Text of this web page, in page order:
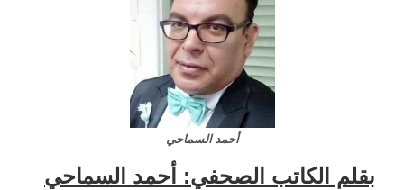
أحمد السماحي
بقلم الكاتب الصحفي: أحمد السماحي